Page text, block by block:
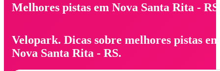
Melhores pistas em Nova Santa Rita - RS
Velopark. Dicas sobre melhores pistas em
Nova Santa Rita - RS.